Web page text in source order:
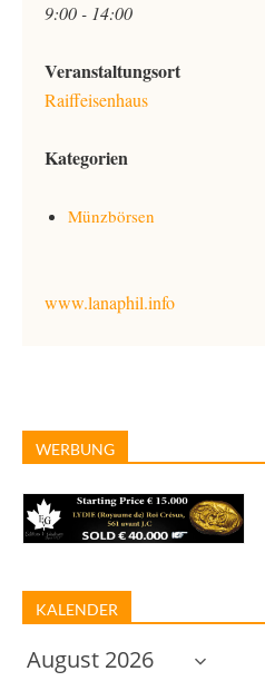
9:00 - 14:00
Veranstaltungsort
Raiffeisenhaus
Kategorien
Münzbörsen
www.lanaphil.info
WERBUNG
KALENDER